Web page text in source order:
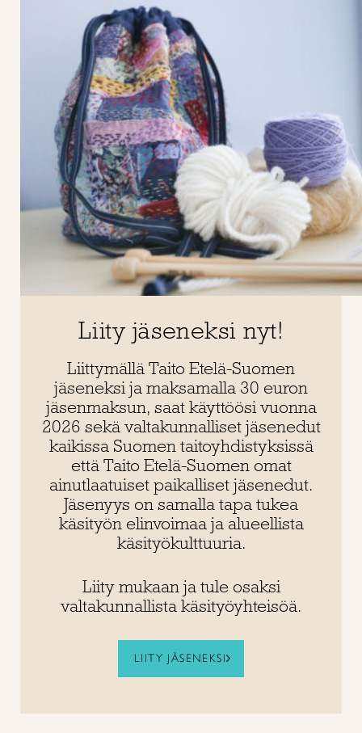
Liity jäseneksi nyt!
Liittymällä Taito Etelä-Suomen
jäseneksi ja maksamalla 30 euron
jäsenmaksun, saat käyttöösi vuonna
2026 sekä valtakunnalliset jäsenedut
kaikissa Suomen taitoyhdistyksissä
että Taito Etelä-Suomen omat
ainutlaatuiset paikalliset jäsenedut.
Jäsenyys on samalla tapa tukea
käsityön elinvoimaa ja alueellista
käsityökulttuuria.
Liity mukaan ja tule osaksi
valtakunnallista käsityöyhteisöä.
LIITY JÄSENEKSI